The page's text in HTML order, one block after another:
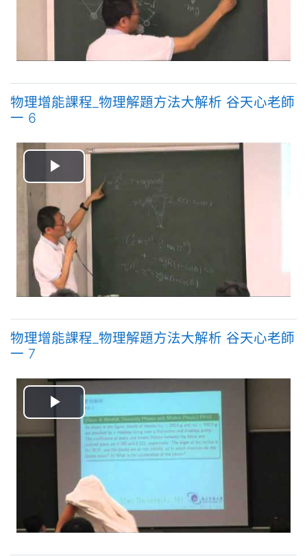
物理增能課程_物理解題方法大解析 谷天心老師
一 6
播
放
视
频
物理增能課程_物理解題方法大解析 谷天心老師
一 7
播
视
频